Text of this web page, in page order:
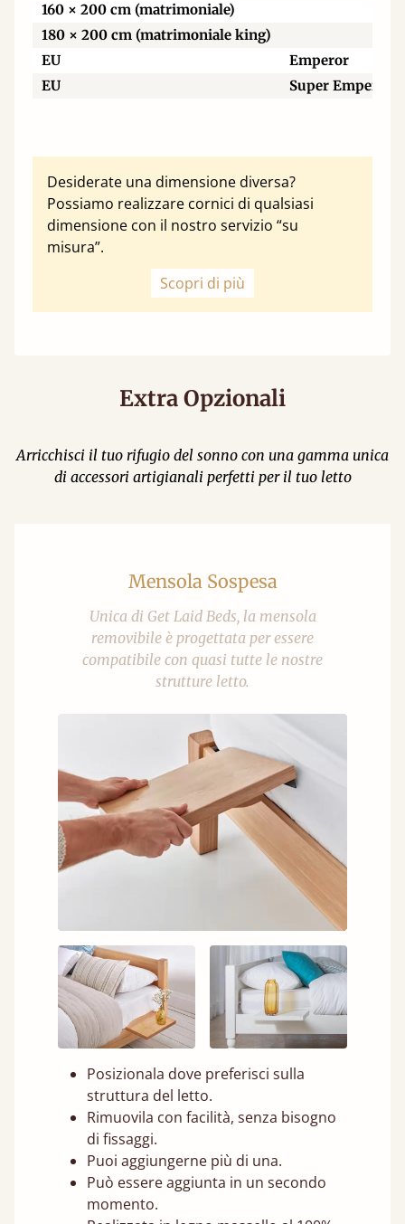
160 × 200 cm (matrimoniale)
180 × 200 cm (matrimoniale king)
EU
Emperor
EU
Super Emperor
Desiderate una dimensione diversa?
Possiamo realizzare cornici di qualsiasi
dimensione con il nostro servizio “su
misura”.
Scopri di più
Extra Opzionali
Arricchisci il tuo rifugio del sonno con una gamma unica
di accessori artigianali perfetti per il tuo letto
Mensola Sospesa
Unica di Get Laid Beds, la mensola
removibile è progettata per essere
compatibile con quasi tutte le nostre
strutture letto.
Posizionala dove preferisci sulla
struttura del letto.
Rimuovila con facilità, senza bisogno
di fissaggi.
Puoi aggiungerne più di una.
Può essere aggiunta in un secondo
momento.